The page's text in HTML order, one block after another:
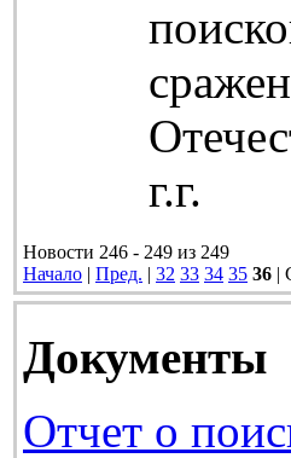
г.г.
Новости 246 - 249 из 249
Начало | Пред. | 32 33 34 35 36 |
Документы
Отчет о